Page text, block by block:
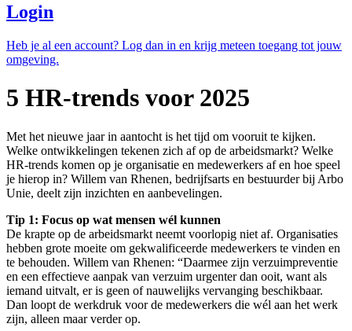
Login
Heb je al een account? Log dan in en krijg meteen toegang tot jouw
omgeving.
5 HR-trends voor 2025
Met het nieuwe jaar in aantocht is het tijd om vooruit te kijken.
Welke ontwikkelingen tekenen zich af op de arbeidsmarkt? Welke
HR-trends komen op je organisatie en medewerkers af en hoe speel
je hierop in? Willem van Rhenen, bedrijfsarts en bestuurder bij Arbo
Unie, deelt zijn inzichten en aanbevelingen.
Tip 1: Focus op wat mensen wél kunnen
De krapte op de arbeidsmarkt neemt voorlopig niet af. Organisaties
hebben grote moeite om gekwalificeerde medewerkers te vinden en
te behouden. Willem van Rhenen: “Daarmee zijn verzuimpreventie
en een effectieve aanpak van verzuim urgenter dan ooit, want als
iemand uitvalt, er is geen of nauwelijks vervanging beschikbaar.
Dan loopt de werkdruk voor de medewerkers die wél aan het werk
zijn, alleen maar verder op.